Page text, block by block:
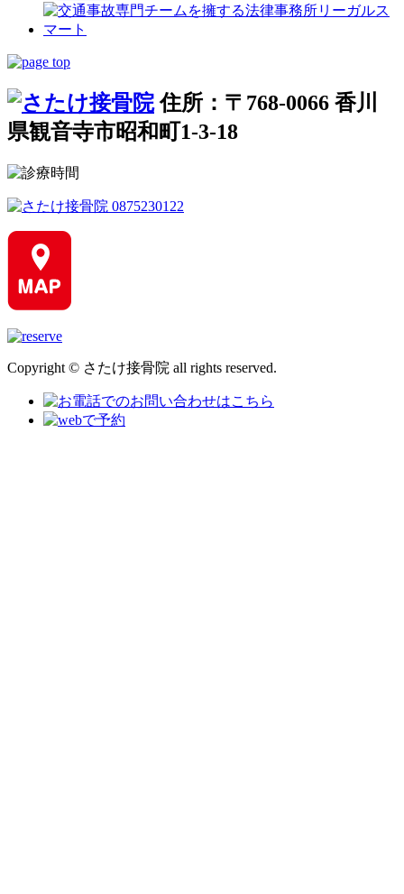
住所：〒768-0066 香川
県観音寺市昭和町1-3-18
Copyright © さたけ接骨院 all rights reserved.